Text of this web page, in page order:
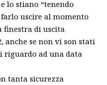
e lo stiano “tenendo
farlo uscire al momento
finestra di uscita
anche se non vi son stati
riguardo ad una data
tanta sicurezza